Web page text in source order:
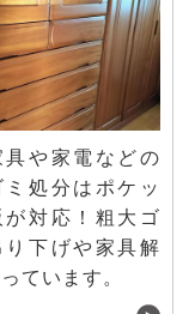
具や家電などの
ミ処分はポケッ
が対応！粗大ゴ
り下げや家具解
ています。